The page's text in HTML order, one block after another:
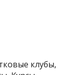
клубы,